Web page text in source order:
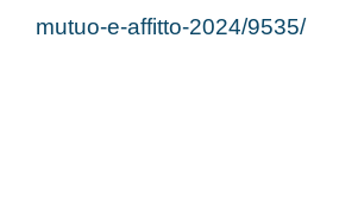
mutuo-e-affitto-2024/9535/